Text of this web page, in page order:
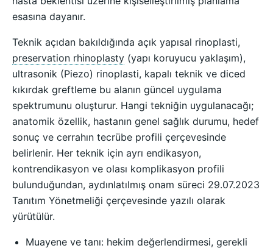
esasına dayanır.
Teknik açıdan bakıldığında açık yapısal rinoplasti,
preservation rhinoplasty (yapı koruyucu yaklaşım),
ultrasonik (Piezo) rinoplasti, kapalı teknik ve diced
kıkırdak greftleme bu alanın güncel uygulama
spektrumunu oluşturur. Hangi tekniğin uygulanacağı;
anatomik özellik, hastanın genel sağlık durumu, hedef
sonuç ve cerrahın tecrübe profili çerçevesinde
belirlenir. Her teknik için ayrı endikasyon,
kontrendikasyon ve olası komplikasyon profili
bulunduğundan, aydınlatılmış onam süreci 29.07.2023
Tanıtım Yönetmeliği çerçevesinde yazılı olarak
yürütülür.
Muayene ve tanı: hekim değerlendirmesi, gerekli